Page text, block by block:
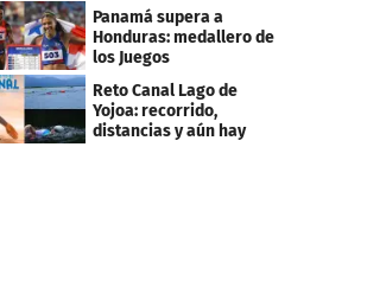
Panamericanos de Lima
2027
Panamá supera a
Honduras: medallero de
los Juegos
Centroamericanos
Reto Canal Lago de
Yojoa: recorrido,
distancias y aún hay